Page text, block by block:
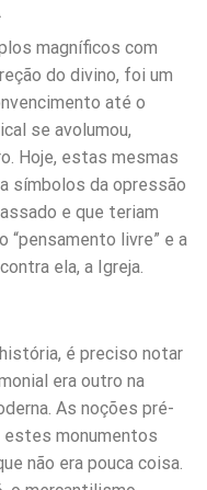
magníficos com
do divino, foi um
até o
se avolumou,
Hoje, estas mesmas
símbolos da opressão
e que teriam
livre” e a
ela, a Igreja.
é preciso notar
era outro na
As noções pré-
monumentos
não era pouca coisa.